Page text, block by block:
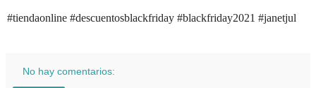
#tiendaonline #descuentosblackfriday #blackfriday2021 #janetjul
No hay comentarios: